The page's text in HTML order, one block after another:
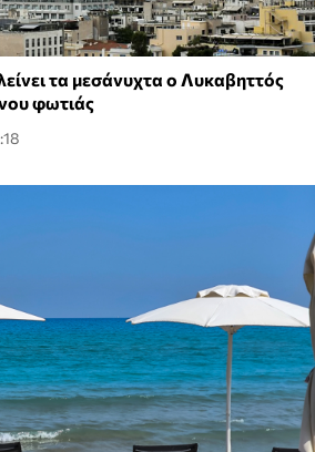
τα μεσάνυχτα ο Λυκαβηττός
φωτιάς